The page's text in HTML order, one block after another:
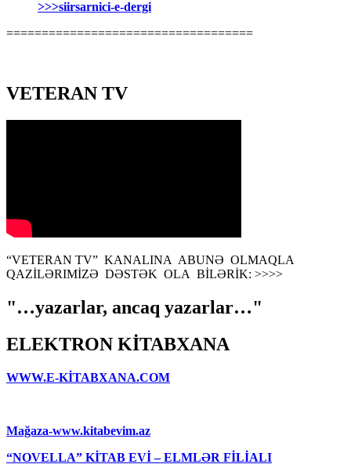
>>>siirsarnici-e-dergi
===================================
VETERAN TV
“VETERAN TV” KANALINA ABUNƏ OLMAQLA
QAZİLƏRIMİZƏ DƏSTƏK OLA BİLƏRİK: >>>>
"…yazarlar, ancaq yazarlar…"
ELEKTRON KİTABXANA
WWW.E-KİTABXANA.COM
Mağaza-www.kitabevim.az
“NOVELLA” KİTAB EVİ – ELMLƏR FİLİALI